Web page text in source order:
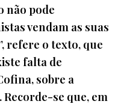
não pode
vendam as suas
refere o texto, que
falta de
sobre a
se que, em